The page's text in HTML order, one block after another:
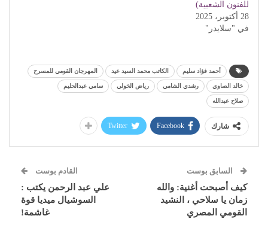
للفنون الشعبية)
28 أكتوبر، 2025
في "سلايدر"
أحمد فؤاد سليم الكاتب محمد السيد عيد المهرجان القومي للمسرح
خالد الصاوي رشدي الشامي رياض الخولي سامي عبدالحليم
صلاح عبدالله
شارك Facebook
Twitter
السابق بوست
كيف أصبحت أغنية: والله
زمان يا سلاحي ، النشيد
القومي المصري
القادم بوست
علي عبد الرحمن يكتب :
السوشيال ميديا قوة
غاشمة!